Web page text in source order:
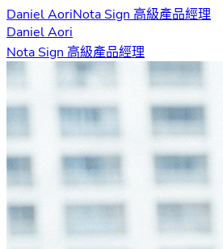
Daniel AoriNota Sign 高級產品經理
Daniel Aori
Nota Sign 高級產品經理